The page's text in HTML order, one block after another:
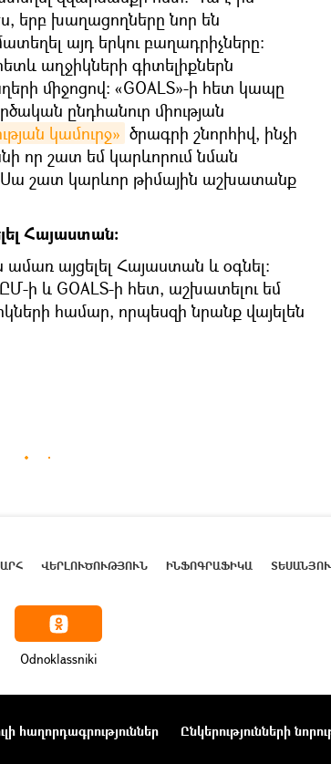
երբ խաղացողները նոր են
այդ երկու բաղադրիչները:
աղջիկների գիտելիքներն
միջոցով: «GOALS»-ի հետ կապը
ընդհանուր միության
կամուրջ» ծրագրի շնորհիվ, ինչի
որ շատ եմ կարևորում նման
Սա շատ կարևոր թիմային աշխատանք
Հայաստան:
այցելել Հայաստան և օգնել:
ի և GOALS-ի հետ, աշխատելու եմ
համար, որպեսզի նրանք վայելեն
ՎԵՐԼՈՒԾՈՒԹՅՈՒՆ ԻՆՖՈԳՐԱՖԻԿԱ
Odnoklassniki
հաղորդագրություններ Ընկերությունների